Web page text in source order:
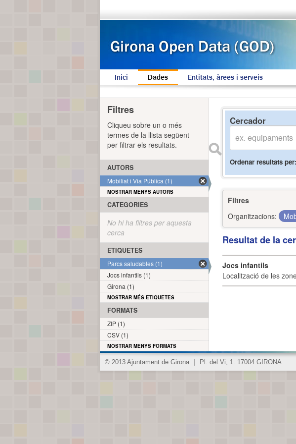
Inici Dades Entitats, àrees i serveis
Cercador
Ordenar resultats per
Filtres
Organitzacions:
Resultat de la
Jocs infantils
Localització de les
Filtres
Cliqueu sobre un o més
termes de la llista següent
per filtrar els resultats.
AUTORS
Mobiliat i Via Pública (1)
MOSTRAR MENYS AUTORS
CATEGORIES
No hi ha filtres per aquesta
cerca
ETIQUETES
Parcs saludables (1)
Jocs infantils (1)
Girona (1)
MOSTRAR MÉS ETIQUETES
FORMATS
ZIP (1)
CSV (1)
MOSTRAR MENYS FORMATS
© 2013 Ajuntament de Girona Pl. del Vi, 1. 17004 GIRONA